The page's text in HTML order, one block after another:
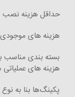
حداقل هزینه نصب
هزینه های
بسته بندی
هزینه های
پکینگ‌ها بنا به